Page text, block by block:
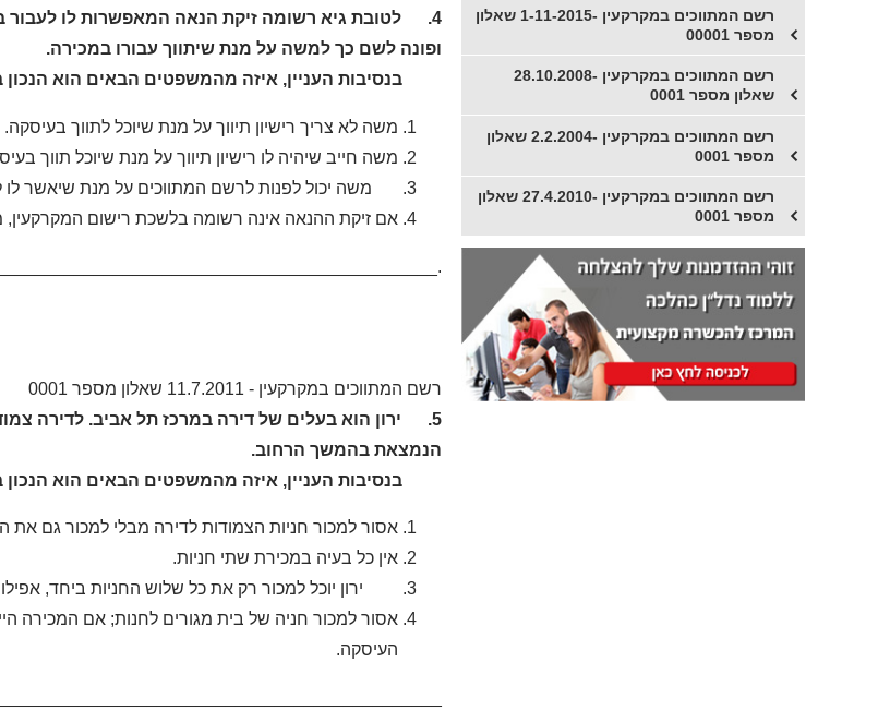
4. לטובת גיא רשומה זיקת הנאה המאפשרות לו
ופונה לשם כך למשה על מנת שיתווך עבורו במכירה.
בנסיבות העניין, איזה מהמשפטים הבאים הוא
משה לא צריך רישיון תיווך על מנת שיוכל לתווך בעיסקה.
משה חייב שיהיה לו רישיון תיווך על מנת שיוכל תווך
משה יכול לפנות לרשם המתווכים על מנת שיאשר לו
אם זיקת ההנאה אינה רשומה בלשכת רישום המקרקעין,
רשם המתווכים במקרקעין - 11.7.2011 שאלון מספר 0001
הנמצאת בהמשך הרחוב.
בנסיבות העניין, איזה מהמשפטים הבאים הוא הנכון
אסור למכור חניות הצמודות לדירה מבלי למכור גם את
אין כל בעיה במכירת שתי חניות.
ירון יוכל למכור רק את כל שלוש החניות ביחד,
אסור למכור חניה של בית מגורים לחנות; אם המכירה
העיסקה.
רשם המתווכים במקרקעין -1-11-2015 שאלון
מספר 00001
רשם המתווכים במקרקעין -28.10.2008
שאלון מספר 0001
רשם המתווכים במקרקעין -2.2.2004 שאלון
מספר 0001
רשם המתווכים במקרקעין -27.4.2010 שאלון
מספר 0001